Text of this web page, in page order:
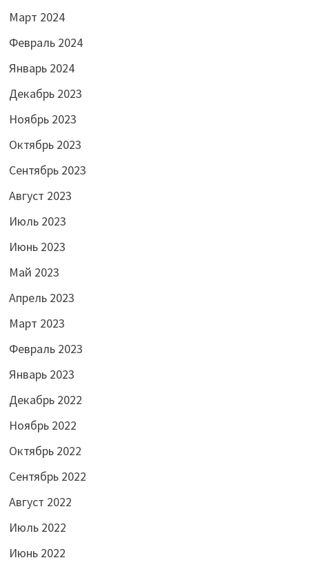
Март 2024
Февраль 2024
Январь 2024
Декабрь 2023
Ноябрь 2023
Октябрь 2023
Сентябрь 2023
Август 2023
Июль 2023
Июнь 2023
Май 2023
Апрель 2023
Март 2023
Февраль 2023
Январь 2023
Декабрь 2022
Ноябрь 2022
Октябрь 2022
Сентябрь 2022
Август 2022
Июль 2022
Июнь 2022